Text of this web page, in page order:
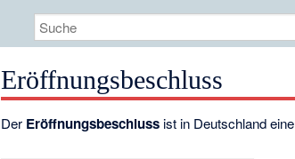
Eröffnungsbeschluss
Der Eröffnungsbeschluss ist in Deutschland eine